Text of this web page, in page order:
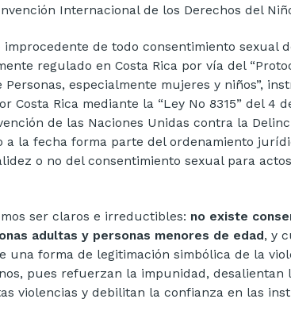
Internacional de los Derechos del
de todo consentimiento sexual
regulado en Costa Rica por vía del
especialmente mujeres y niños”,
Costa Rica mediante la “Ley No 8315” del 4
de las Naciones Unidas contra la
a la fecha forma parte del ordenamiento
o no del consentimiento sexual para
ser claros e irreductibles: no existe
adultas y personas menores de edad, y
una forma de legitimación simbólica de la
pues refuerzan la impunidad,
violencias y debilitan la confianza en las